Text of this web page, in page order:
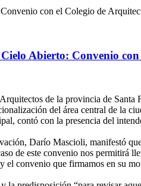
Abierto: Convenio
de la provincia de
del área central de la
contó con la presencia del
Darío Mascioli, manifestó
de este convenio nos permitirá
el convenio que firmamos en